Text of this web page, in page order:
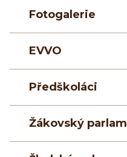
Fotogalerie
EVVO
Předškoláci
Žákovský